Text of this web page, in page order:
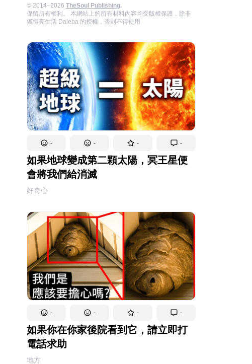
© 2014–2026 TheSoul Publishing.
保留所有權利。 本網站上的所有材料內容均受版權保護，除非
獲得亮生活 Daleba 的授權，否則不得使用
- - - -
如果地球變成第二顆太陽，冥王星便
會將我們給消滅
好奇心
- - - -
如果你在你家後院看到它，請立即打
電話求助
地方